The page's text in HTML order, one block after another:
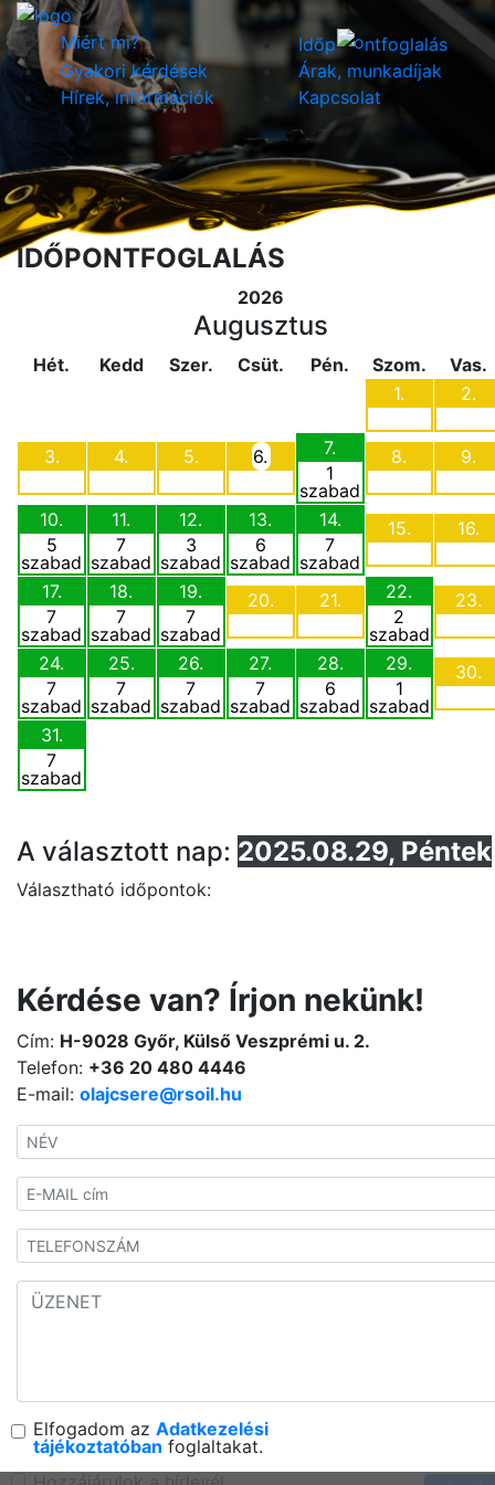
Miért mi? Időp
ntfoglalás
Gyakori kérdések
Árak, munkadíjak
Hírek, információk
Kapcsolat
IDŐPONTFOGLALÁS
2026
Augusztus
Hét. Kedd Szer. Csüt. Pén. Szom.
Vas.
1.
2.
3. 4. 5. 6.
7.
1
szabad
8. 9.
10.
5
szabad
11.
7
szabad
12.
3
szabad
13.
6
szabad
14.
7
szabad
15. 16.
17.
7
szabad
18.
7
szabad
19.
7
szabad
20. 21.
22.
2
szabad
23.
24.
7
szabad
25.
7
szabad
26.
7
szabad
27.
7
szabad
28.
6
szabad
29.
1
szabad
30.
31.
7
szabad
A választott nap: 2025.08.29, Péntek
Választható időpontok:
Kérdése van? Írjon nekünk!
Cím: H-9028 Győr, Külső Veszprémi u. 2.
Telefon: +36 20 480 4446
E-mail: olajcsere@rsoil.hu
Elfogadom az Adatkezelési
tájékoztatóban foglaltakat.